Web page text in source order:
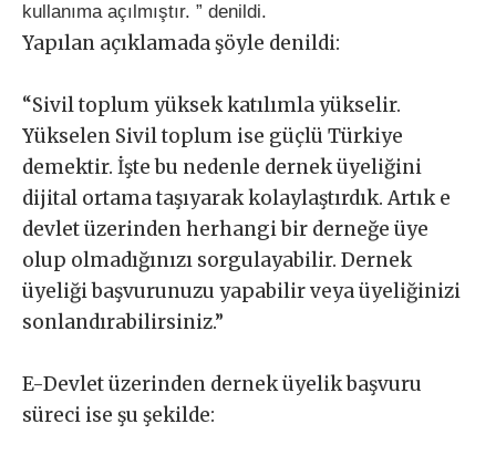
kullanıma açılmıştır. ” denildi.
Yapılan açıklamada şöyle denildi:
“Sivil toplum yüksek katılımla yükselir.
Yükselen Sivil toplum ise güçlü Türkiye
demektir. İşte bu nedenle dernek üyeliğini
dijital ortama taşıyarak kolaylaştırdık. Artık e
devlet üzerinden herhangi bir derneğe üye
olup olmadığınızı sorgulayabilir. Dernek
üyeliği başvurunuzu yapabilir veya üyeliğinizi
sonlandırabilirsiniz.”
E-Devlet üzerinden dernek üyelik başvuru
süreci ise şu şekilde: